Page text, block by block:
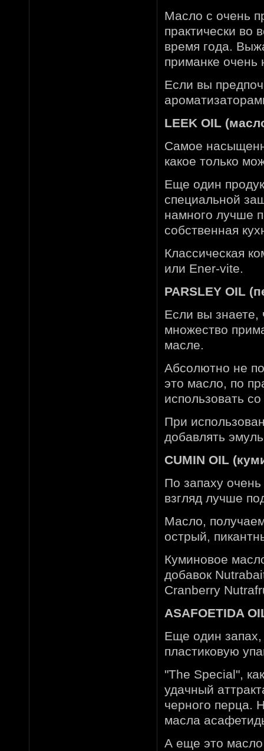
Масло с очень
практически во
время года.
приманке
Если вы
LEEK OIL
Самое
какое только
Еще один
специальной
намного лучше
собственная
Классическая
или Ener-vite.
PARSLEY OIL
Если вы
множество
масле.
Абсолютно не
это масло, по
использовать
При
добавлять
CUMIN OIL
По запаху
взгляд лучше
Масло,
острый,
Куминовое
добавок
Cranberry
ASAFOETIDA
Еще один запах,
пластиковую
"The Special",
удачный
черного перца.
масла
А еще это масло